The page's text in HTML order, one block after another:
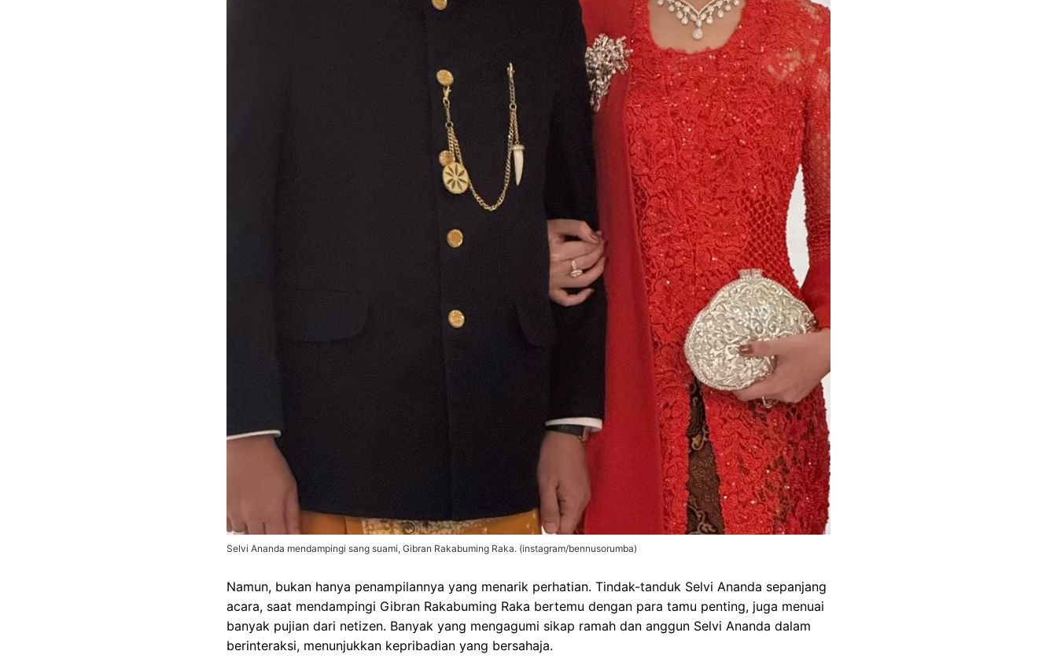
Selvi Ananda mendampingi sang suami, Gibran Rakabuming Raka. (instagram/bennusorumba)
Namun, bukan hanya penampilannya yang menarik perhatian. Tindak-tanduk Selvi Ananda sepanjang
acara, saat mendampingi Gibran Rakabuming Raka bertemu dengan para tamu penting, juga menuai
banyak pujian dari netizen. Banyak yang mengagumi sikap ramah dan anggun Selvi Ananda dalam
berinteraksi, menunjukkan kepribadian yang bersahaja.